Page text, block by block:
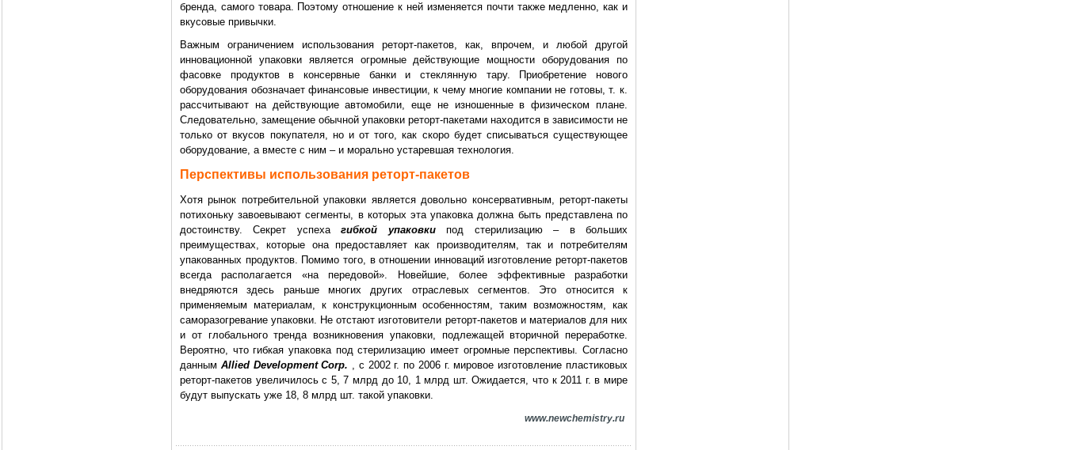
бренда, самого товара. Поэтому отношение к ней изменяется почти также медленно, как и
вкусовые привычки.
Важным ограничением использования реторт-пакетов, как, впрочем, и любой другой
инновационной упаковки является огромные действующие мощности оборудования по
фасовке продуктов в консервные банки и стеклянную тару. Приобретение нового
оборудования обозначает финансовые инвестиции, к чему многие компании не готовы, т. к.
рассчитывают на действующие автомобили, еще не изношенные в физическом плане.
Следовательно, замещение обычной упаковки реторт-пакетами находится в зависимости не
только от вкусов покупателя, но и от того, как скоро будет списываться существующее
оборудование, а вместе с ним – и морально устаревшая технология.
Перспективы использования реторт-пакетов
Хотя рынок потребительной упаковки является довольно консервативным, реторт-пакеты
потихоньку завоевывают сегменты, в которых эта упаковка должна быть представлена по
достоинству. Секрет успехагибкой упаковкипод стерилизацию – в больших
преимуществах, которые она предоставляет как производителям, так и потребителям
упакованных продуктов. Помимо того, в отношении инноваций изготовление реторт-пакетов
всегда располагается «на передовой». Новейшие, более эффективные разработки
внедряются здесь раньше многих других отраслевых сегментов. Это относится к
применяемым материалам, к конструкционным особенностям, таким возможностям, как
саморазогревание упаковки. Не отстают изготовители реторт-пакетов и материалов для них
и от глобального тренда возникновения упаковки, подлежащей вторичной переработке.
Вероятно, что гибкая упаковка под стерилизацию имеет огромные перспективы. Согласно
данным Allied Development Corp. , с 2002 г. по 2006 г. мировое изготовление пластиковых
реторт-пакетов увеличилось с 5, 7 млрд до 10, 1 млрд шт. Ожидается, что к 2011 г. в мире
будут выпускать уже 18, 8 млрд шт. такой упаковки.
www.newchemistry.ru